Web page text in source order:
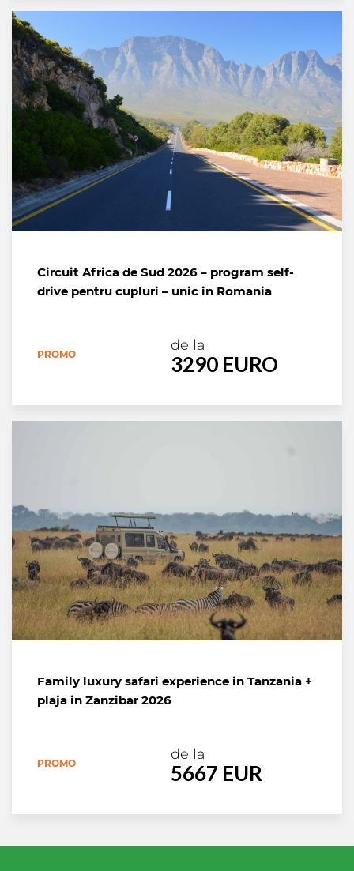
Circuit Africa de Sud 2026 – program self-
drive pentru cupluri – unic in Romania
PROMO
de la
3290 EURO
Family luxury safari experience in Tanzania +
plaja in Zanzibar 2026
PROMO
de la
5667 EUR